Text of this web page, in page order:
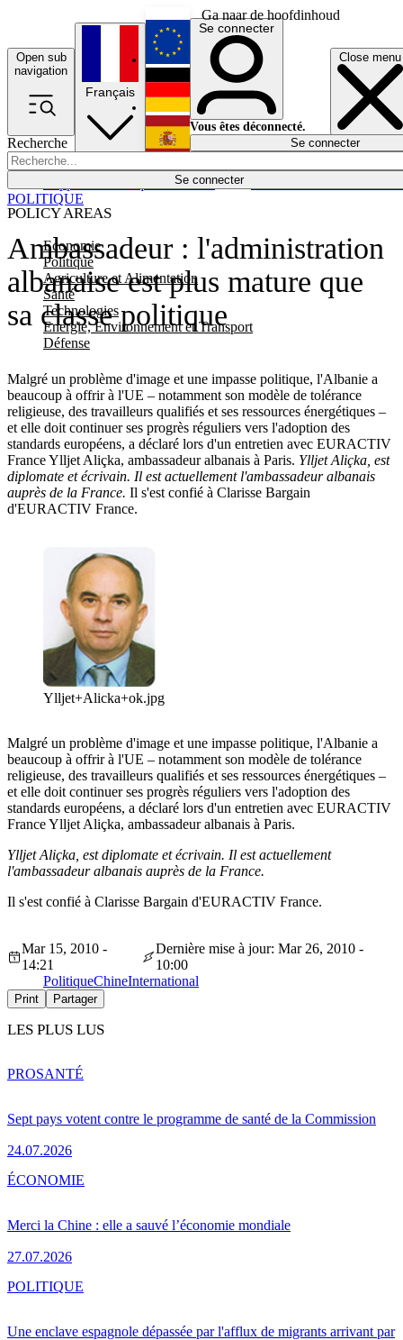
Ga naar de hoofdinhoud
Open sub
navigation
Close menu
Recherche
Se connecter
POLICY AREAS
Economie
Politique
Agriculture et Alimentation
Santé
Technologies
Energie, Environnement et Transport
Défense
Économie
Français
English
Deutsch
Español
Se connecter
Vous êtes déconnecté.
Se connecter
Ambassadeur : l'administration
albanaise est plus mature que
sa classe politique
Malgré un problème d'image et une impasse politique, l'Albanie a
beaucoup à offrir à l'UE – notamment son modèle de tolérance
religieuse, des travailleurs qualifiés et ses ressources énergétiques –
et elle doit continuer ses progrès réguliers vers l'adoption des
standards européens, a déclaré lors d'un entretien avec EURACTIV
France Ylljet Aliçka, ambassadeur albanais à Paris. Ylljet Aliçka, est
diplomate et écrivain. Il est actuellement l'ambassadeur albanais
auprès de la France. Il s'est confié à Clarisse Bargain
d'EURACTIV France.
POLITIQUE
Ylljet+Alicka+ok.jpg
Malgré un problème d'image et une impasse politique, l'Albanie a
beaucoup à offrir à l'UE – notamment son modèle de tolérance
religieuse, des travailleurs qualifiés et ses ressources énergétiques –
et elle doit continuer ses progrès réguliers vers l'adoption des
standards européens, a déclaré lors d'un entretien avec EURACTIV
France Ylljet Aliçka, ambassadeur albanais à Paris.
Ylljet Aliçka, est diplomate et écrivain. Il est actuellement
l'ambassadeur albanais auprès de la France.
Il s'est confié à Clarisse Bargain d'EURACTIV France.
Mar 15, 2010 -
14:21
Dernière mise à jour: Mar 26, 2010 -
10:00
PolitiqueChineInternational
Print Partager
LES PLUS LUS
Sept pays votent contre le programme de santé de la Commission
24.07.2026
PROSANTÉ
Merci la Chine : elle a sauvé l’économie mondiale
27.07.2026
ÉCONOMIE
Une enclave espagnole dépassée par l'afflux de migrants arrivant par
POLITIQUE